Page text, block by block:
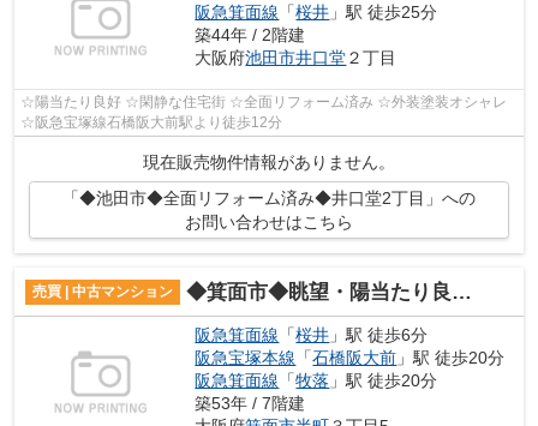
阪急箕面線 「桜井 」駅 徒歩25分
築44年 / 2階建
大阪府池田市井口堂２丁目
☆陽当たり良好 ☆閑静な住宅街 ☆全面リフォーム済み ☆外装塗装オシャレ
☆阪急宝塚線石橋阪大前駅より徒歩12分
現在販売物件情報がありません。
「◆池田市◆全面リフォーム済み◆井口堂2丁目」への
お問い合わせはこちら
売買 | 中古マンション ◆箕面市◆眺望・陽当たり良好♪大規模マンション◆日商岩井箕面ハイツA棟◆
阪急箕面線 「桜井 」駅 徒歩6分
阪急宝塚本線 「石橋阪大前 」駅 徒歩20分
阪急箕面線 「牧落 」駅 徒歩20分
築53年 / 7階建